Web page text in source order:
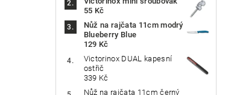
55 Kč
Nůž na rajčata 11cm modrý
Blueberry Blue
129 Kč
Victorinox DUAL kapesní
ostřič
339 Kč
Nůž na rajčata 11cm černý